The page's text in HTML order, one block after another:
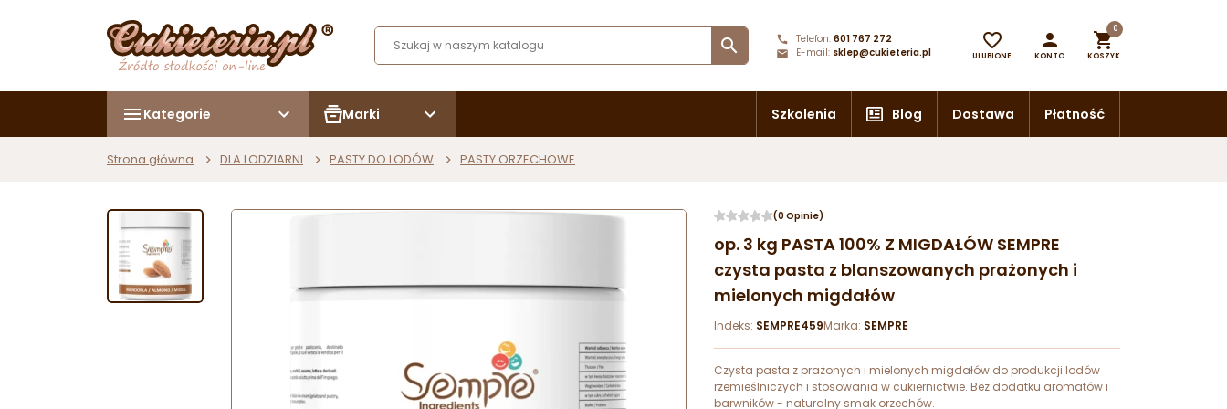
 Telefon: 601 767 272
E-mail: sklep@cukieteria.pl

ULUBIONE

KONTO

0
KOSZYK
Kategorie Marki Szkolenia Blog Dostawa Płatność
Strona główna DLA LODZIARNI PASTY DO LODÓW PASTY ORZECHOWE
(0 Opinie)
op. 3 kg PASTA 100% Z MIGDAŁÓW SEMPRE
czysta pasta z blanszowanych prażonych i
mielonych migdałów
Indeks: SEMPRE459Marka: SEMPRE
Czysta pasta z prażonych i mielonych migdałów do produkcji lodów
rzemieślniczych i stosowania w cukiernictwie. Bez dodatku aromatów i
barwników - naturalny smak orzechów.